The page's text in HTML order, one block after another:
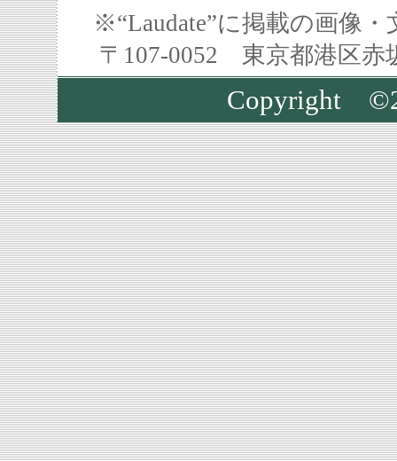
※“Laudate”に掲載の画像
〒107-0052 東京都港区
Copyright